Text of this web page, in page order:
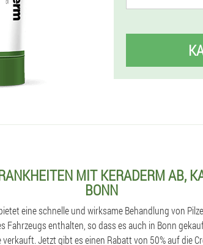
MIT KERADERM AB,
BONN
eine schnelle und wirksame Behandlung von
Fahrzeugs enthalten, so dass es auch in Bonn
Jetzt gibt es einen Rabatt von 50% auf die